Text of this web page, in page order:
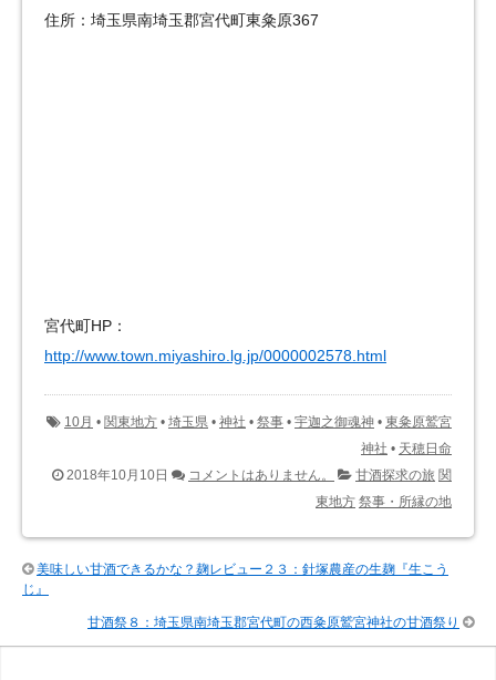
住所：埼玉県南埼玉郡宮代町東粂原367
宮代町HP：
http://www.town.miyashiro.lg.jp/0000002578.html
10月 • 関東地方 • 埼玉県 • 神社 • 祭事 • 宇迦之御魂神 • 東粂原鷲宮
神社 • 天穂日命
2018年10月10日
コメントはありません。 甘酒探求の旅 関
東地方 祭事・所縁の地
美味しい甘酒できるかな？麹レビュー２３：針塚農産の生麹『生こう
じ』
甘酒祭８：埼玉県南埼玉郡宮代町の西粂原鷲宮神社の甘酒祭り